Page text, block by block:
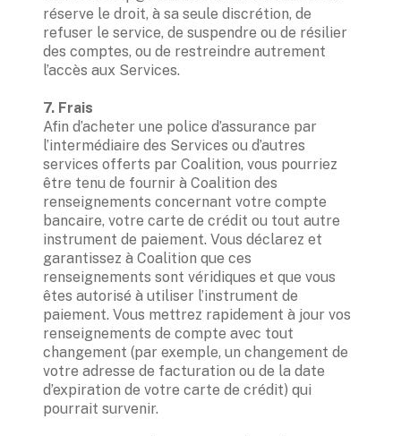
réserve le droit, à sa seule discrétion, de
refuser le service, de suspendre ou de résilier
des comptes, ou de restreindre autrement
l’accès aux Services.
Afin d’acheter une police d’assurance par
l’intermédiaire des Services ou d’autres
services offerts par Coalition, vous pourriez
être tenu de fournir à Coalition des
renseignements concernant votre compte
bancaire, votre carte de crédit ou tout autre
instrument de paiement. Vous déclarez et
garantissez à Coalition que ces
renseignements sont véridiques et que vous
êtes autorisé à utiliser l’instrument de
paiement. Vous mettrez rapidement à jour vos
renseignements de compte avec tout
changement (par exemple, un changement de
votre adresse de facturation ou de la date
d’expiration de votre carte de crédit) qui
pourrait survenir.